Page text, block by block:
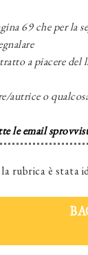
69 che per la
a piacere del
autrice o
le email
rubrica è stata